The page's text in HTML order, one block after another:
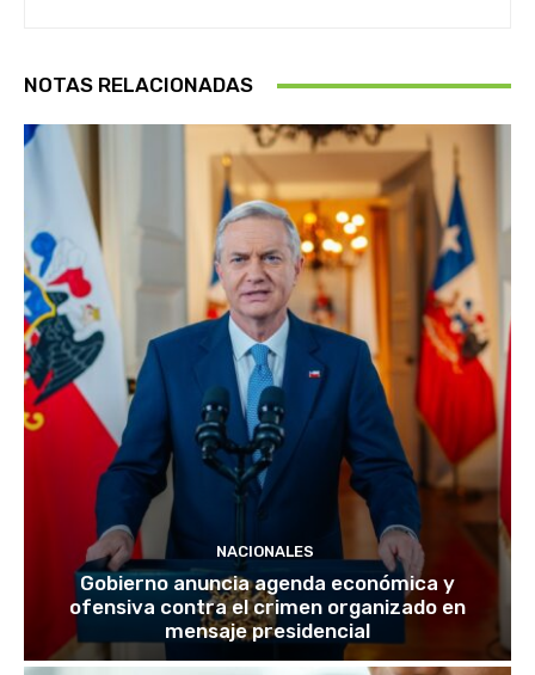
NOTAS RELACIONADAS
NACIONALES
Gobierno anuncia agenda económica y
ofensiva contra el crimen organizado en
mensaje presidencial